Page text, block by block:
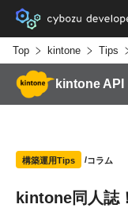
Top kintone Tips
kintone API
構築運用Tips コラム
kintone同人誌